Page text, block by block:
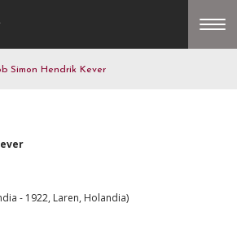
Simon Hendrik Kever
- 1922, Laren, Holandia)